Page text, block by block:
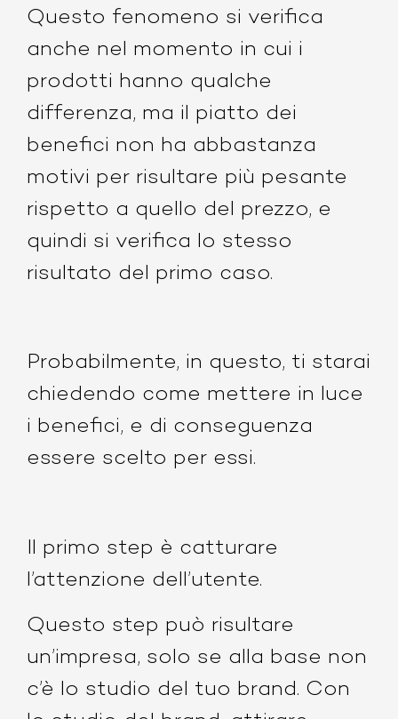
Questo fenomeno si verifica
anche nel momento in cui i
prodotti hanno qualche
differenza, ma il piatto dei
benefici non ha abbastanza
motivi per risultare più pesante
rispetto a quello del prezzo, e
quindi si verifica lo stesso
risultato del primo caso.
Probabilmente, in questo, ti starai
chiedendo come mettere in luce
i benefici, e di conseguenza
essere scelto per essi.
Il primo step è catturare
l’attenzione dell’utente.
Questo step può risultare
un’impresa, solo se alla base non
c’è lo studio del tuo brand. Con